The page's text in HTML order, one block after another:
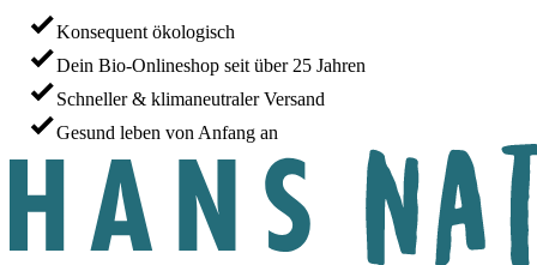
Konsequent ökologisch
Dein Bio-Onlineshop seit über 25 Jahren
Schneller & klimaneutraler Versand
Gesund leben von Anfang an